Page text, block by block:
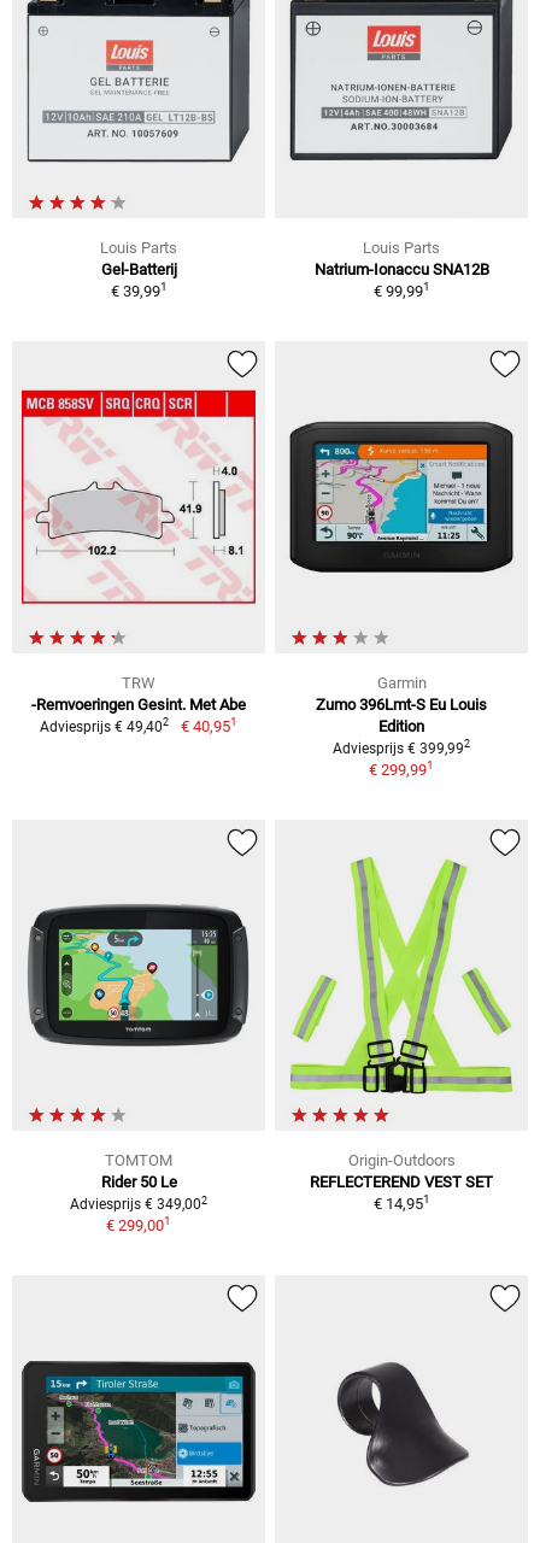
Louis Parts
Gel-Batterij
€ 39,991
Louis Parts
Natrium-Ionaccu SNA12B
€ 99,991
TRW
-Remvoeringen Gesint. Met Abe
Adviesprijs € 49,402 € 40,951
Garmin
Zumo 396Lmt-S Eu Louis
Edition
Adviesprijs € 399,992
€ 299,991
TOMTOM
Rider 50 Le
Adviesprijs € 349,002
€ 299,001
Origin-Outdoors
REFLECTEREND VEST SET
€ 14,951